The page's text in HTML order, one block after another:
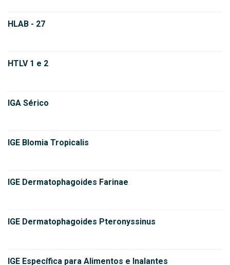
HLAB - 27
HTLV 1 e 2
IGA Sérico
IGE Blomia Tropicalis
IGE Dermatophagoides Farinae
IGE Dermatophagoides Pteronyssinus
IGE Específica para Alimentos e Inalantes